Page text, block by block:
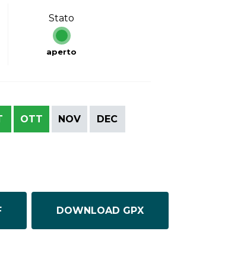
Stato
aperto
OTT NOV DEC
DOWNLOAD GPX